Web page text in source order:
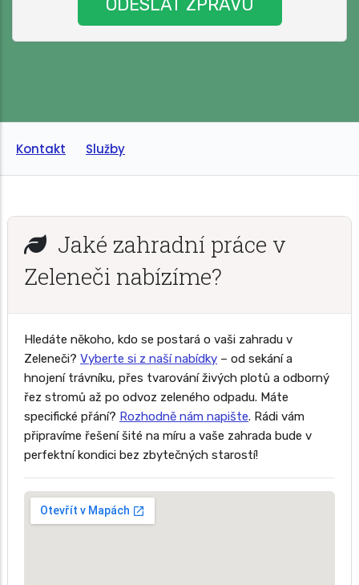
Kontakt Služby
Jaké zahradní práce v
Zeleneči nabízíme?
Hledáte někoho, kdo se postará o vaši zahradu v
Zeleneči? Vyberte si z naší nabídky – od sekání a
hnojení trávníku, přes tvarování živých plotů a odborný
řez stromů až po odvoz zeleného odpadu. Máte
specifické přání? Rozhodně nám napište. Rádi vám
připravíme řešení šité na míru a vaše zahrada bude v
perfektní kondici bez zbytečných starostí!